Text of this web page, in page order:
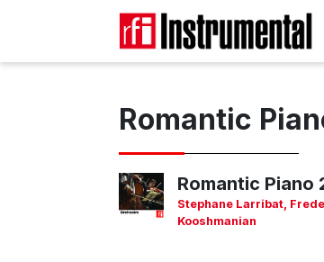
Romantic
Romantic Piano
Stephane Larribat
Kooshmanian